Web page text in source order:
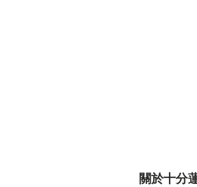
關於十分